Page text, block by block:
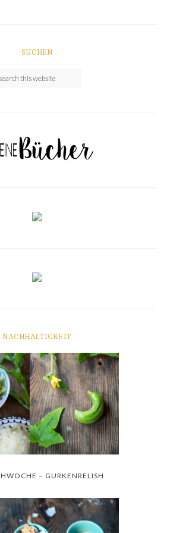
SUCHEN
NACHHALTIGKEIT
– GURKENRELISH